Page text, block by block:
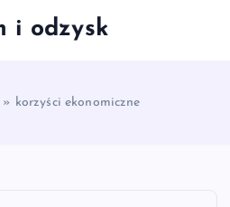
i odzysk
» korzyści ekonomiczne